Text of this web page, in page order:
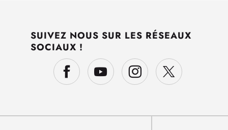
SUIVEZ NOUS SUR LES RÉSEAUX
SOCIAUX !